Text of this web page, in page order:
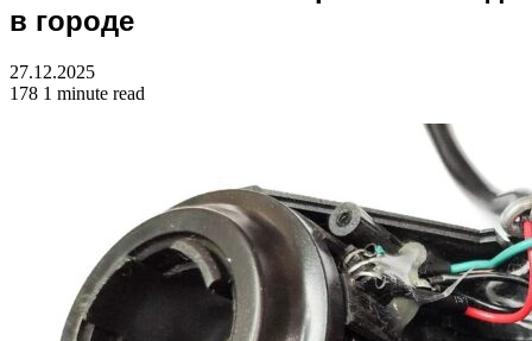
в городе
27.12.2025
178 1 minute read